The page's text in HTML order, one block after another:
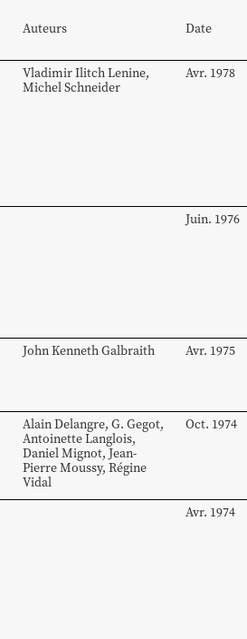
Auteurs Date
Vladimir IlitchLenine,
MichelSchneider
Avr. 1978
Juin. 1976
John KennethGalbraith Avr. 1975
AlainDelangre, G. Gegot,
AntoinetteLanglois,
DanielMignot, Jean-
PierreMoussy, Régine
Vidal
Oct. 1974
Avr. 1974